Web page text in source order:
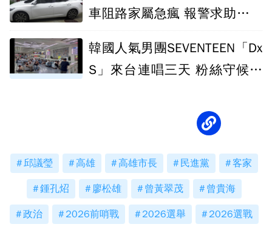
車阻路家屬急瘋 報警求助拖吊
韓國人氣男團SEVENTEEN「Dx
S」來台連唱三天 粉絲守候小
邱議瑩 高雄 高雄市長 民進黨 客家
鍾孔炤 廖松雄 曾黃翠茂 曾貴海
政治 2026前哨戰 2026選舉 2026選戰